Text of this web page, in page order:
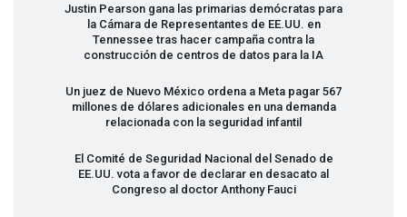
Justin Pearson gana las primarias demócratas para
la Cámara de Representantes de EE.UU. en
Tennessee tras hacer campaña contra la
construcción de centros de datos para la IA
Un juez de Nuevo México ordena a Meta pagar 567
millones de dólares adicionales en una demanda
relacionada con la seguridad infantil
El Comité de Seguridad Nacional del Senado de
EE.UU. vota a favor de declarar en desacato al
Congreso al doctor Anthony Fauci